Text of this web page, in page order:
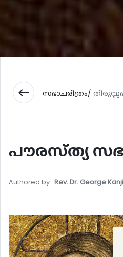
west സഭാചരിത്രം/
പൗരസ്ത്യ
Authored by : Rev. Dr. George